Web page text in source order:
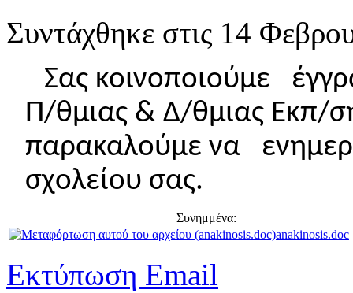
Συντάχθηκε στις 14
Σας κοινοποιούμε
Π/θμιας & Δ/θμιας Εκπ/
παρακαλούμε να
σχολείου σας.
Συνημμένα:
anakinosis.doc
Εκτύπωση Email